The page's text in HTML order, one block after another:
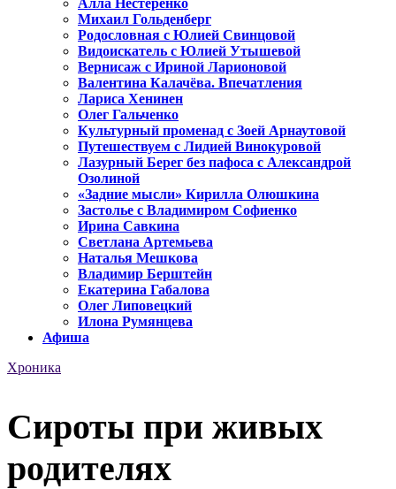
Алла Нестеренко
Михаил Гольденберг
Родословная с Юлией Свинцовой
Видоискатель с Юлией Утышевой
Вернисаж с Ириной Ларионовой
Валентина Калачёва. Впечатления
Лариса Хенинен
Олег Гальченко
Культурный променад с Зоей Арнаутовой
Путешествуем с Лидией Винокуровой
Лазурный Берег без пафоса с Александрой
Озолиной
«Задние мысли» Кирилла Олюшкина
Застолье с Владимиром Софиенко
Ирина Савкина
Светлана Артемьева
Наталья Мешкова
Владимир Берштейн
Екатерина Габалова
Олег Липовецкий
Илона Румянцева
Афиша
Хроника
Сироты при живых
родителях